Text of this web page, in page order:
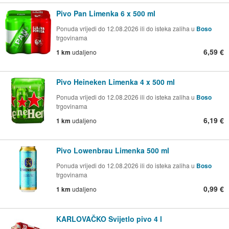
Pivo Pan Limenka 6 x 500 ml
Ponuda vrijedi do 12.08.2026 ili do isteka zaliha u Boso
trgovinama
1 km udaljeno 6,59 €
Pivo Heineken Limenka 4 x 500 ml
Ponuda vrijedi do 12.08.2026 ili do isteka zaliha u Boso
trgovinama
1 km udaljeno 6,19 €
Pivo Lowenbrau Limenka 500 ml
Ponuda vrijedi do 12.08.2026 ili do isteka zaliha u Boso
trgovinama
1 km udaljeno 0,99 €
KARLOVAČKO Svijetlo pivo 4 l